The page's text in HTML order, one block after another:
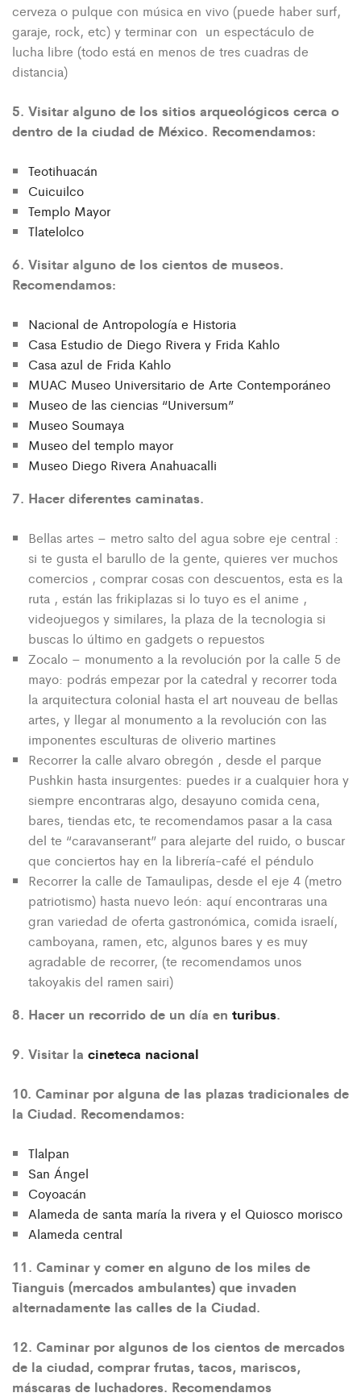
cerveza o pulque con música en vivo (puede haber surf,
garaje, rock, etc) y terminar con un espectáculo de
lucha libre (todo está en menos de tres cuadras de
distancia)
5. Visitar alguno de los sitios arqueológicos cerca o
dentro de la ciudad de México. Recomendamos:
Teotihuacán
Cuicuilco
Templo Mayor
Tlatelolco
6. Visitar alguno de los cientos de museos.
Recomendamos:
Nacional de Antropología e Historia
Casa Estudio de Diego Rivera y Frida Kahlo
Casa azul de Frida Kahlo
MUAC Museo Universitario de Arte Contemporáneo
Museo de las ciencias “Universum”
Museo Soumaya
Museo del templo mayor
Museo Diego Rivera Anahuacalli
7. Hacer diferentes caminatas.
Bellas artes – metro salto del agua sobre eje central :
si te gusta el barullo de la gente, quieres ver muchos
comercios , comprar cosas con descuentos, esta es la
ruta , están las frikiplazas si lo tuyo es el anime ,
videojuegos y similares, la plaza de la tecnologia si
buscas lo último en gadgets o repuestos
Zocalo – monumento a la revolución por la calle 5 de
mayo: podrás empezar por la catedral y recorrer toda
la arquitectura colonial hasta el art nouveau de bellas
artes, y llegar al monumento a la revolución con las
imponentes esculturas de oliverio martines
Recorrer la calle alvaro obregón , desde el parque
Pushkin hasta insurgentes: puedes ir a cualquier hora y
siempre encontraras algo, desayuno comida cena,
bares, tiendas etc, te recomendamos pasar a la casa
del te “caravanserant” para alejarte del ruido, o buscar
que conciertos hay en la librería-café el péndulo
Recorrer la calle de Tamaulipas, desde el eje 4 (metro
patriotismo) hasta nuevo león: aquí encontraras una
gran variedad de oferta gastronómica, comida israelí,
camboyana, ramen, etc, algunos bares y es muy
agradable de recorrer, (te recomendamos unos
takoyakis del ramen sairi)
8. Hacer un recorrido de un día en turibus.
9. Visitar la cineteca nacional
10. Caminar por alguna de las plazas tradicionales de
la Ciudad. Recomendamos:
Tlalpan
San Ángel
Coyoacán
Alameda de santa maría la rivera y el Quiosco morisco
Alameda central
11. Caminar y comer en alguno de los miles de
Tianguis (mercados ambulantes) que invaden
alternadamente las calles de la Ciudad.
12. Caminar por algunos de los cientos de mercados
de la ciudad, comprar frutas, tacos, mariscos,
máscaras de luchadores. Recomendamos